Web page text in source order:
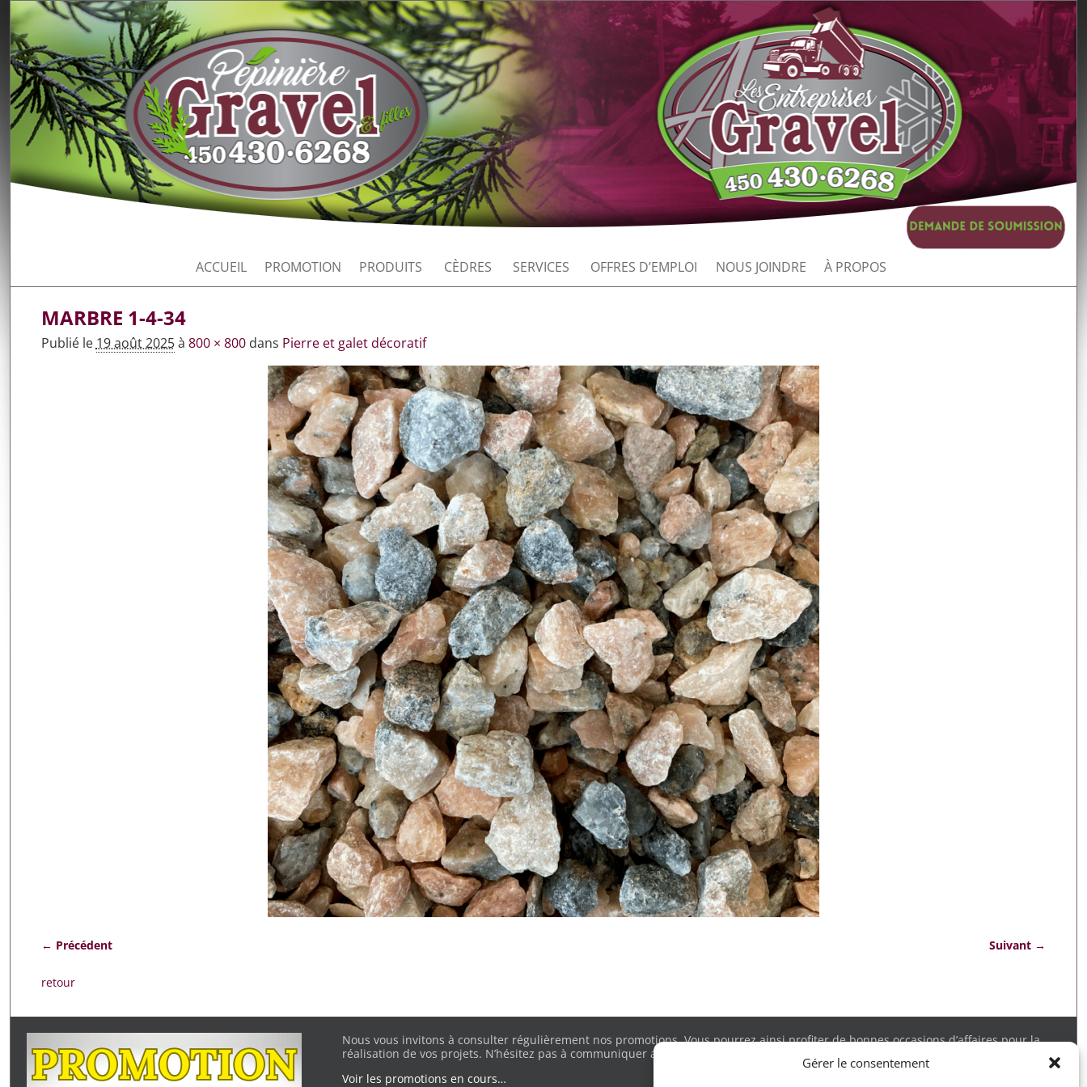
Gérer le consentement
ACCUEIL PROMOTION PRODUITS CÈDRES SERVICES OFFRES D’EMPLOI NOUS JOINDRE À PROPOS
MARBRE 1-4-34
Publié le 19 août 2025à 800 × 800dans Pierre et galet décoratif
← Précédent Suivant →
retour
Nous vous invitons à consulter régulièrement nos promotions. Vous pourrez ainsi profiter de bonnes occasions d’affaires pour la
réalisation de vos projets. N’hésitez pas à communiquer avec nous pour obtenir tous les détails. Merci.
Voir les promotions en cours…